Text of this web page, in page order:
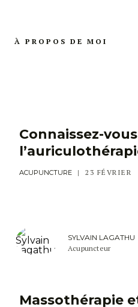
À PROPOS DE MOI
Connaissez-vous
ACUPUNCTURE 23 FÉVRIER
SYLVAIN LAGATHU
Acupuncteur
Massothérapie